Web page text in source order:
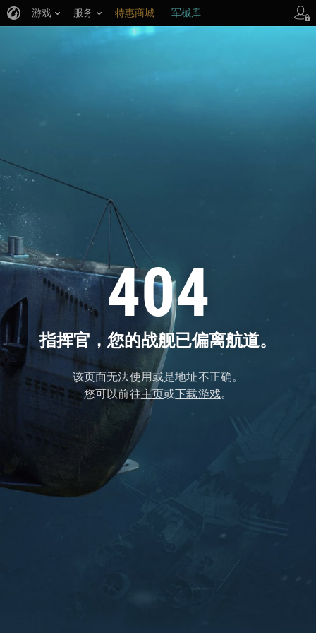
404
指挥官，您的战舰已偏离航道。
该页面无法使用或是地址不正确。
您可以前往主页或下载游戏。
游戏 服务 特惠商城 军械库